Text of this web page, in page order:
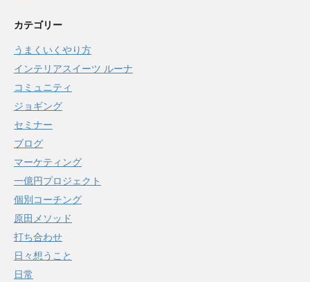
カテゴリー
うまくいくやり方
インテリアスイーツ ルーナ
コミュニティ
ジョギング
セミナー
ブログ
マーケティング
一億円プロジェクト
個別コーチング
原田メソッド
打ち合わせ
日々想うこと
日常